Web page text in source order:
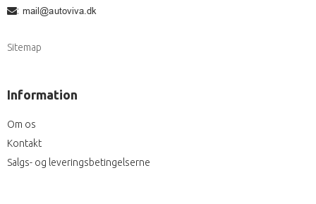
:
Sitemap
Information
Om os
Kontakt
Salgs- og leveringsbetingelserne